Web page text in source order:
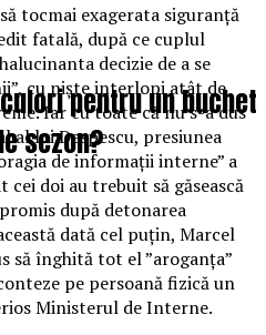
tocmai exagerata siguranță
fatală, după ce cuplul
decizie de a se
cu niște interlopi atât de
Iar cu toate că nu s-a dus
al lui Despescu, presiunea
de informații interne” a
doi au trebuit să găsească
după detonarea
dată cel puțin, Marcel
să înghită tot el ”aroganța”
pe persoană fizică un
Ministerul de Interne.
pentru un buchet
sezon?